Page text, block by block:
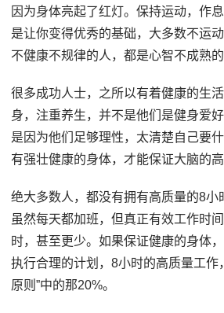
因为身体亮起了红灯。保持运动，作
是让你变得优秀的基础，大多数不运
不健康不规律的人，都是心智不成熟的
很多成功人士，之所以有着健康的生
身，注重养生，并不是他们是健身爱
是因为他们足够理性，太清楚自己要
有强壮健康的身体，才能保证大脑的高
绝大多数人，都没有拥有高质量的8小
虽然每天都加班，但真正有效工作时
时，甚至更少。如果保证健康的身体
执行合理的计划，8小时的高质量工作
原则”中的那20%。